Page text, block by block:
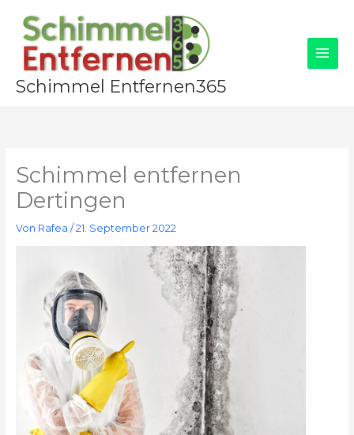
Inhalt
springen
Schimmel Entfernen365
Schimmel entfernen
Dertingen
Von Rafea /21. September 2022